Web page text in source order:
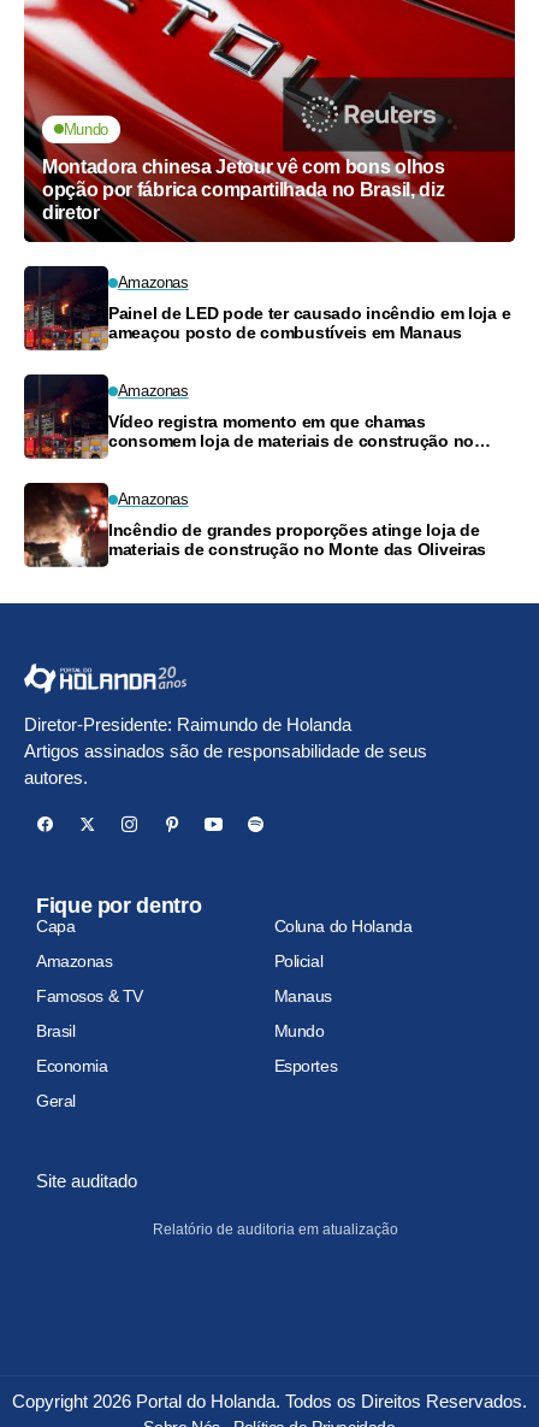
Mundo
Montadora chinesa Jetour vê com bons olhos
opção por fábrica compartilhada no Brasil, diz
diretor
Amazonas
Painel de LED pode ter causado incêndio em loja e
ameaçou posto de combustíveis em Manaus
Amazonas
Vídeo registra momento em que chamas
consomem loja de materiais de construção no
Amazonas
Incêndio de grandes proporções atinge loja de
materiais de construção no Monte das Oliveiras
Diretor-Presidente: Raimundo de Holanda
Artigos assinados são de responsabilidade de seus
autores.
Fique por dentro
Capa
Coluna do Holanda
Amazonas
Policial
Famosos & TV
Manaus
Brasil
Mundo
Economia
Esportes
Geral
Site auditado
Relatório de auditoria em atualização
Copyright 2026 Portal do Holanda. Todos os Direitos Reservados.